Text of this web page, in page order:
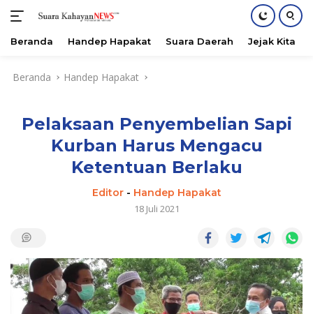
Beranda Handep Hapakat Suara Daerah Jejak Kita
Beranda Handep Hapakat
Pelaksaan Penyembelian Sapi
Kurban Harus Mengacu
Ketentuan Berlaku
Editor- Handep Hapakat
18 Juli 2021